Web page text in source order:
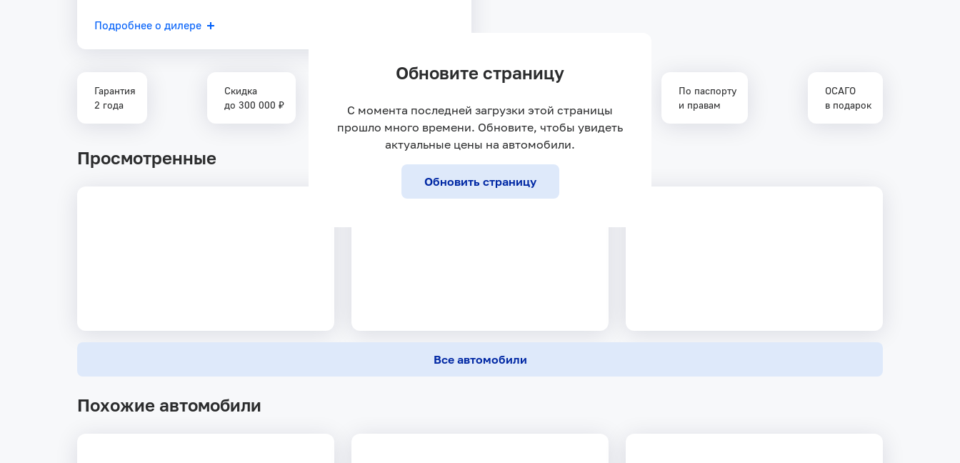
Подробнее о дилере
Гарантия
2 года
Скидка
до 300 000 ₽
первый взнос
По паспорту
и правам
ОСАГО
в подарок
Просмотренные
Все автомобили
Похожие автомобили
Обновите страницу
С момента последней загрузки этой страницы
прошло много времени. Обновите, чтобы увидеть
актуальные цены на автомобили.
Обновить страницу